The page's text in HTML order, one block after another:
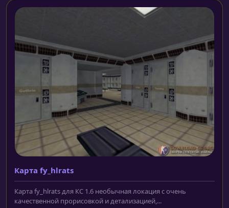
Карта fy_hlrats
Карта fy_hlrats для КС 1.6 необычная локация с очень
качественной прорисовкой и детализацией,...